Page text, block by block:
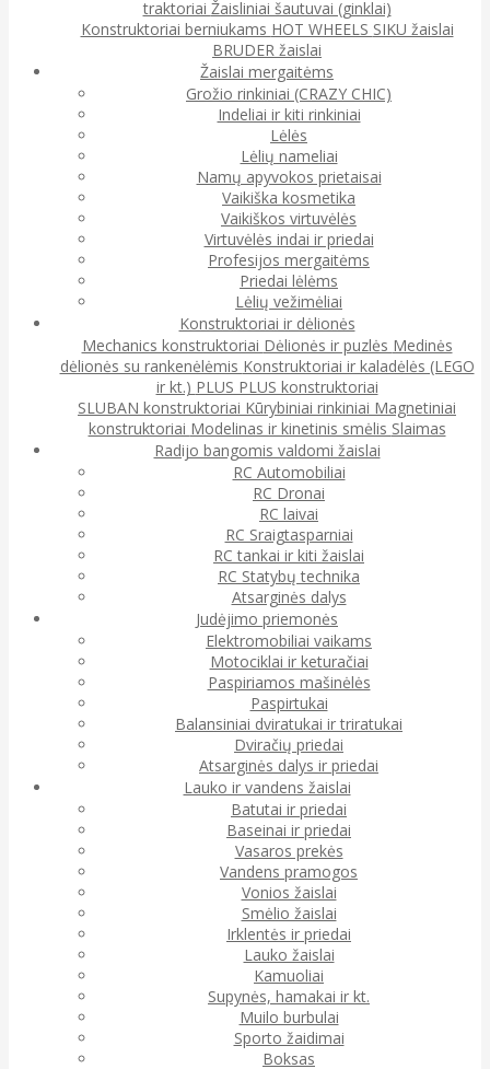
traktoriai Žaisliniai šautuvai (ginklai)
Konstruktoriai berniukams HOT WHEELS SIKU žaislai
BRUDER žaislai
Žaislai mergaitėms
Grožio rinkiniai (CRAZY CHIC)
Indeliai ir kiti rinkiniai
Lėlės
Lėlių nameliai
Namų apyvokos prietaisai
Vaikiška kosmetika
Vaikiškos virtuvėlės
Virtuvėlės indai ir priedai
Profesijos mergaitėms
Priedai lėlėms
Lėlių vežimėliai
Konstruktoriai ir dėlionės
Mechanics konstruktoriai Dėlionės ir puzlės Medinės
dėlionės su rankenėlėmis Konstruktoriai ir kaladėlės (LEGO
ir kt.) PLUS PLUS konstruktoriai
SLUBAN konstruktoriai Kūrybiniai rinkiniai Magnetiniai
konstruktoriai Modelinas ir kinetinis smėlis Slaimas
Radijo bangomis valdomi žaislai
RC Automobiliai
RC Dronai
RC laivai
RC Sraigtasparniai
RC tankai ir kiti žaislai
RC Statybų technika
Atsarginės dalys
Judėjimo priemonės
Elektromobiliai vaikams
Motociklai ir keturačiai
Paspiriamos mašinėlės
Paspirtukai
Balansiniai dviratukai ir triratukai
Dviračių priedai
Atsarginės dalys ir priedai
Lauko ir vandens žaislai
Batutai ir priedai
Baseinai ir priedai
Vasaros prekės
Vandens pramogos
Vonios žaislai
Smėlio žaislai
Irklentės ir priedai
Lauko žaislai
Kamuoliai
Supynės, hamakai ir kt.
Muilo burbulai
Sporto žaidimai
Boksas